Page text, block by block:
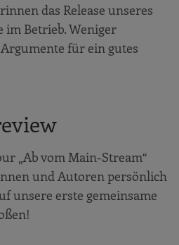
das Release unseres
im Betrieb. Weniger
für ein gutes
„Ab vom Main-Stream“
und Autoren persönlich
unsere erste gemeinsame